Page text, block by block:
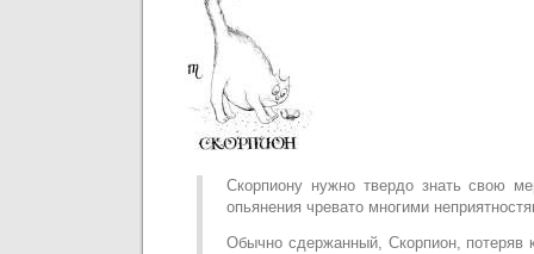
Скорпиону нужно твердо знать свою
опьянения чревато многими
Обычно сдержанный, Скорпион, потеряв